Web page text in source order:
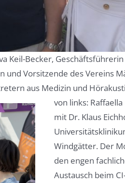
Keil-Becker,
Vorsitzende des Vereins
aus Medizin und
von links:
mit Dr. Klaus
Windgätter. Der
den engen
Austausch beim